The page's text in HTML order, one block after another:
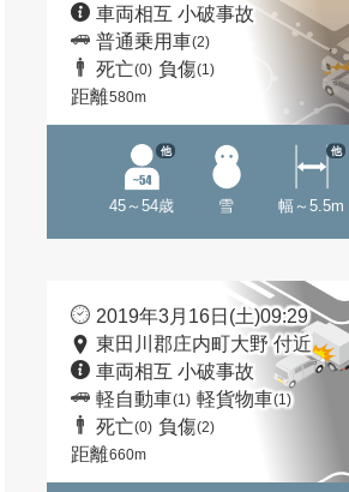
車両相互 小破事故
普通乗用車(2)
死亡(0) 負傷(1)
距離580m
45～54歳
他
雪 幅～5.5m
他
2019年3月16日(土)09:29
東田川郡庄内町大野 付近
車両相互 小破事故
軽自動車(1) 軽貨物車(1)
死亡(0) 負傷(2)
距離660m